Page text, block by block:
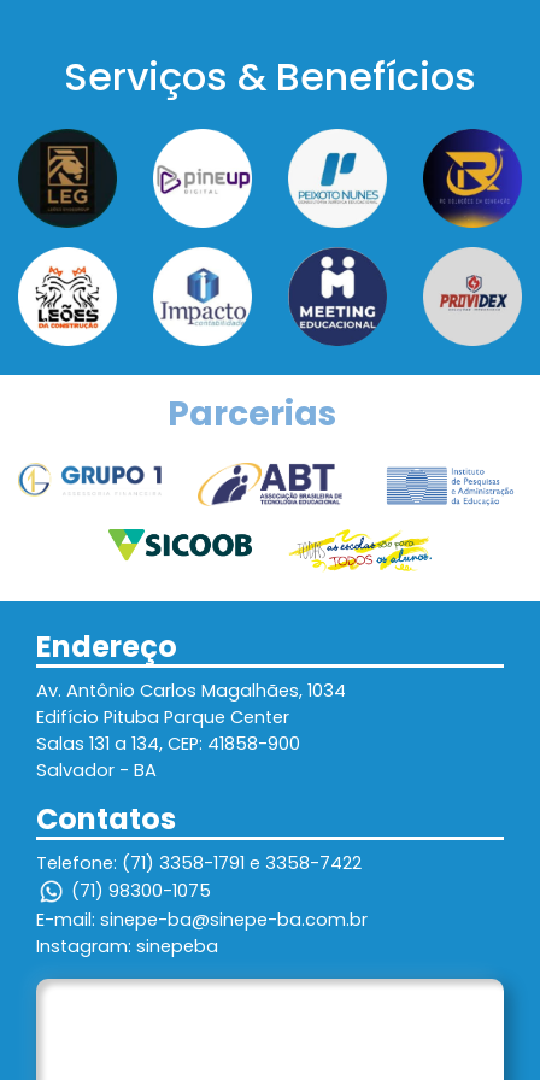
Serviços & Benefícios
Parcerias
Endereço
Av. Antônio Carlos Magalhães, 1034
Edifício Pituba Parque Center
Salas 131 a 134, CEP: 41858-900
Salvador - BA
Contatos
Telefone: (71) 3358-1791 e 3358-7422
(71) 98300-1075
E-mail: sinepe-ba@sinepe-ba.com.br
Instagram: sinepeba